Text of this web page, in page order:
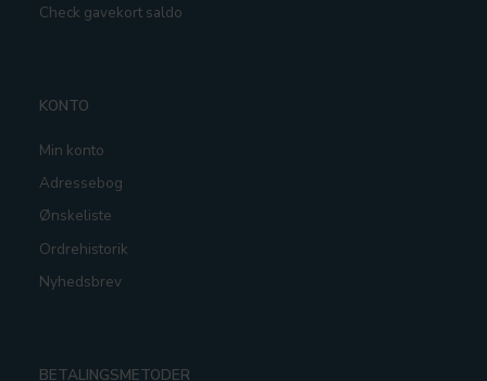
Check gavekort saldo
KONTO
Min konto
Adressebog
Ønskeliste
Ordrehistorik
Nyhedsbrev
BETALINGSMETODER